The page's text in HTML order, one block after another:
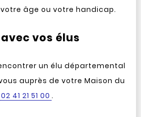
âge ou votre handicap.
vos élus
un élu départemental
auprès de votre Maison du
02 41 21 51 00 .